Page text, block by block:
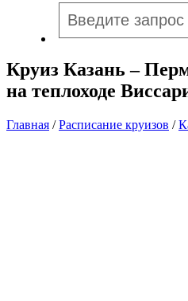
Круиз Казань –
на теплоходе
Главная /Расписание круизов /